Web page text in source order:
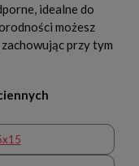
idealne do
możesz
przy tym